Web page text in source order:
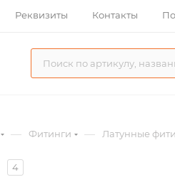
Реквизиты Контакты
— Фитинги — Латунные
4